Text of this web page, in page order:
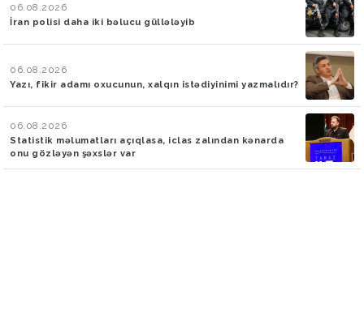
06.08.2026
İran polisi daha iki bəlucu güllələyib
06.08.2026
Yazı, fikir adamı oxucunun, xalqın istədiyinimi yazmalıdır?
06.08.2026
Statistik məlumatları açıqlasa, iclas zalından kənarda
onu gözləyən şəxslər var